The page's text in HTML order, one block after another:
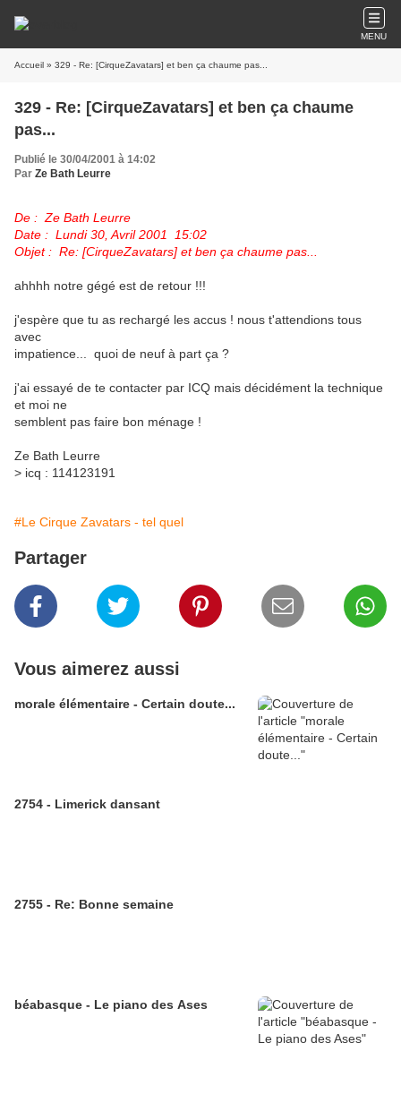
MENU
Accueil » 329 - Re: [CirqueZavatars] et ben ça chaume pas...
329 - Re: [CirqueZavatars] et ben ça chaume
pas...
Publié le 30/04/2001 à 14:02
Par Ze Bath Leurre
De : Ze Bath Leurre
Date : Lundi 30, Avril 2001 15:02
Objet : Re: [CirqueZavatars] et ben ça chaume pas...
ahhhh notre gégé est de retour !!!
j'espère que tu as rechargé les accus ! nous t'attendions tous
avec
impatience... quoi de neuf à part ça ?
j'ai essayé de te contacter par ICQ mais décidément la technique
et moi ne
semblent pas faire bon ménage !
Ze Bath Leurre
> icq : 114123191
#Le Cirque Zavatars - tel quel
Partager
Vous aimerez aussi
morale élémentaire - Certain doute...
2754 - Limerick dansant
2755 - Re: Bonne semaine
béabasque - Le piano des Ases